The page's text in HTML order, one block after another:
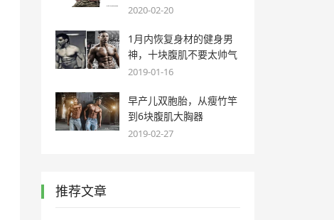
2020-02-20
1月内恢复身材的健身男
神，十块腹肌不要太帅气
2019-01-16
早产儿双胞胎，从瘦竹竿
到6块腹肌大胸器
2019-02-27
推荐文章